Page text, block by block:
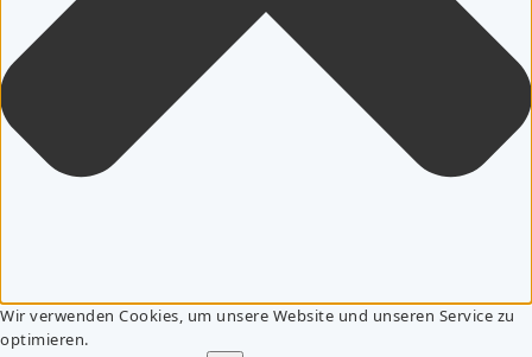
Wir verwenden Cookies, um unsere Website und unseren Service zu
optimieren.